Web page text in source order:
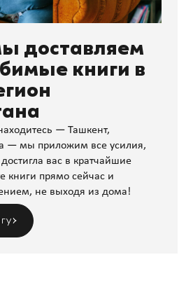
доставляем
книги в
— Ташкент,
— мы приложим все усилия,
вас в кратчайшие
книги прямо сейчас и
не выходя из дома!